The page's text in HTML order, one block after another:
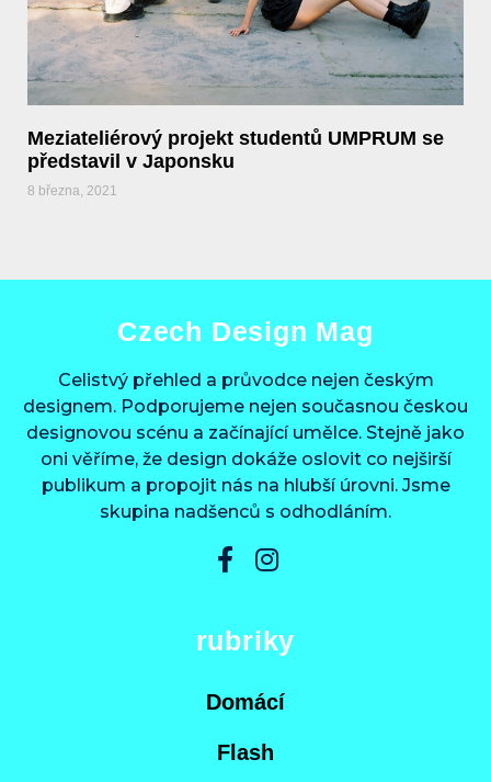
Meziateliérový projekt studentů UMPRUM se
představil v Japonsku
8 března, 2021
Czech Design Mag
Celistvý přehled a průvodce nejen českým
designem. Podporujeme nejen současnou českou
designovou scénu a začínající umělce. Stejně jako
oni věříme, že design dokáže oslovit co nejširší
publikum a propojit nás na hlubší úrovni. Jsme
skupina nadšenců s odhodláním.
rubriky
Domácí
Flash